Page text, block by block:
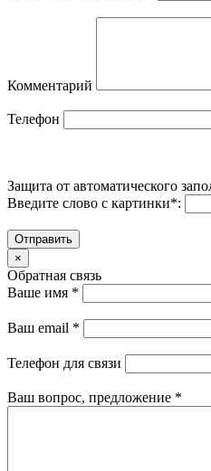
Комментарий
Телефон
Защита от автоматического
Введите слово с картинки*:
Отправить
×
Обратная связь
Ваше имя *
Ваш email *
Телефон для связи
Ваш вопрос, предложение *